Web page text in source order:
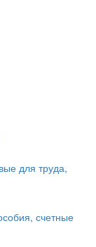
для труда,
счетные